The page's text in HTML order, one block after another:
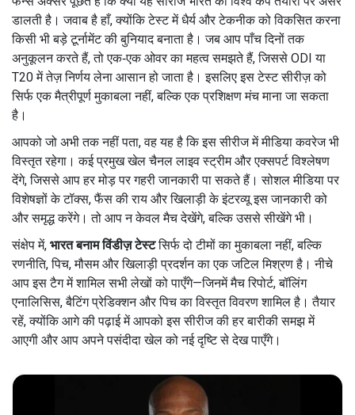
डालती है। जवाब है हाँ, क्योंकि टेस्ट में धैर्य और टेकनीक को विकसित करना
किसी भी बड़े टूर्नामेंट की बुनियाद बनाता है। जब आप पाँच दिनों तक
अनुकूलन करते हैं, तो एक‑एक ओवर का महत्व समझते हैं, जिससे ODI या
T20 में तेज़ निर्णय लेना आसान हो जाता है। इसलिए इस टेस्ट सीरीज़ को
सिर्फ एक मैत्रीपूर्ण मुकाबला नहीं, बल्कि एक प्रशिक्षण मंच माना जा सकता
है।
आपको जो अभी तक नहीं पता, वह यह है कि इस सीरीज में मीडिया कवरेज भी
विस्तृत रहेगा। कई प्रमुख खेल चैनल लाइव स्ट्रीम और एक्सपर्ट विश्लेषण
देंगे, जिससे आप हर मोड़ पर गहरी जानकारी पा सकते हैं। सोशल मीडिया पर
विशेषज्ञों के टॉक्स, फैंस की राय और खिलाड़ी के इंटरव्यू इस जानकारी को
और समृद्ध करेंगे। तो आप न केवल मैच देखेंगे, बल्कि उससे सीखेंगे भी।
संक्षेप में, भारत बनाम विंडीज़ टेस्टसिर्फ दो टीमों का मुकाबला नहीं, बल्कि
रणनीति, पिच, मौसम और खिलाड़ी प्रदर्शन का एक जटिल मिश्रण है। नीचे
आप इस टैग में शामिल सभी लेखों को पाएँगे—जिनमें मैच रिपोर्ट, बॉलिंग
एनालिसिस, बैटिंग प्रेडिक्शन और पिच का विस्तृत विवरण शामिल है। तैयार
रहें, क्योंकि आगे की पढ़ाई में आपको इस सीरीज की हर बारीकी समझ में
आएगी और आप अपने पसंदीदा खेल को नई दृष्टि से देख पाएँगे।